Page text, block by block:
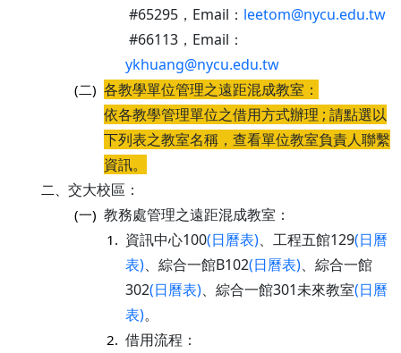
#65295，Email： leetom@nycu.edu.tw
#66113，Email：
ykhuang@nycu.edu.tw
(二) 各教學單位管理之遠距混成教室：
依各教學管理單位之借用方式辦理 ; 請點選以
下列表之教室名稱，查看單位教室負責人聯繫
資訊。
二、 交大校區：
(一) 教務處管理之遠距混成教室：
1. 資訊中心100(日曆表)、工程五館129(日曆
表)、綜合一館B102(日曆表)、綜合一館
302(日曆表)、綜合一館301未來教室(日曆
表)。
2. 借用流程：